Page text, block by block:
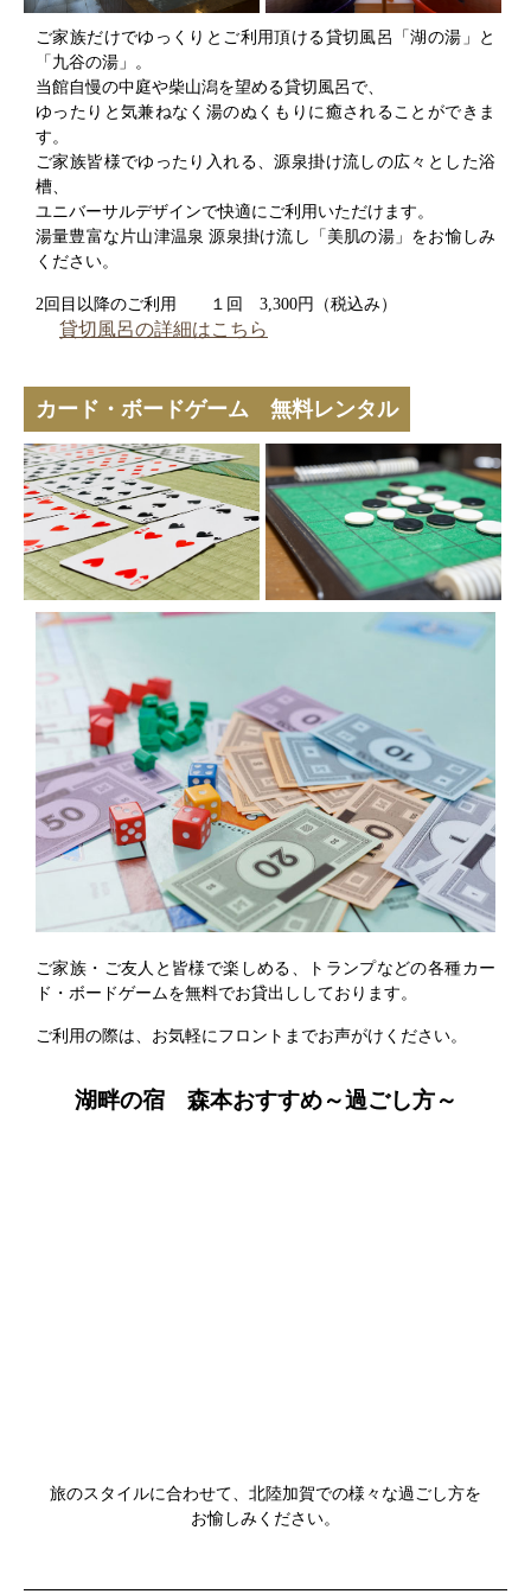
ご家族だけでゆっくりとご利用頂ける貸切風呂「湖の湯」と
「九谷の湯」。
当館自慢の中庭や柴山潟を望める貸切風呂で、
ゆったりと気兼ねなく湯のぬくもりに癒されることができま
す。
ご家族皆様でゆったり入れる、源泉掛け流しの広々とした浴
槽、
ユニバーサルデザインで快適にご利用いただけます。
湯量豊富な片山津温泉 源泉掛け流し「美肌の湯」をお愉しみ
ください。
2回目以降のご利用 １回 3,300円（税込み）
貸切風呂の詳細はこちら
カード・ボードゲーム 無料レンタル
ご家族・ご友人と皆様で楽しめる、トランプなどの各種カー
ド・ボードゲームを無料でお貸出ししております。
ご利用の際は、お気軽にフロントまでお声がけください。
湖畔の宿 森本おすすめ～過ごし方～
旅のスタイルに合わせて、北陸加賀での様々な過ごし方を
お愉しみください。